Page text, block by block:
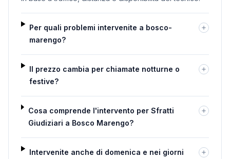
Per quali problemi intervenite a bosco-
marengo?
Il prezzo cambia per chiamate notturne o
festive?
Cosa comprende l'intervento per Sfratti
Giudiziari a Bosco Marengo?
Intervenite anche di domenica e nei giorni